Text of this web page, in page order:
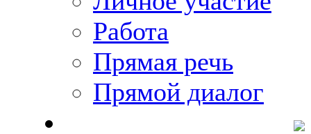
Работа
Прямая речь
Прямой диалог